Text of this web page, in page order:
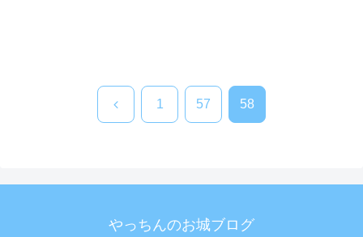
前 1 57 58
やっちんのお城ブログ